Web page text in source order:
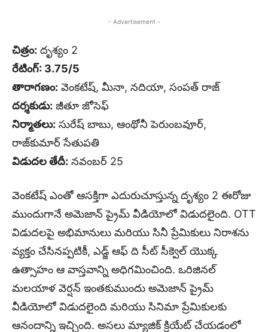
- Advertisement -
చిత్రం: దృశ్యం 2
రేటింగ్: 3.75/5
తారాగణం: వెంకటేష్, మీనా, నదియా, సంపత్ రాజ్
దర్శకుడు: జీతూ జోసెఫ్
నిర్మాతలు: సురేష్ బాబు, ఆంథోనీ పెరుంబవూర్,
రాజ్‌కుమార్ సేతుపతి
విడుదల తేదీ: నవంబర్ 25
వెంకటేష్ ఎంతో ఆసక్తిగా ఎదురుచూస్తున్న దృశ్యం 2 ఈరోజు
ముందుగానే అమెజాన్ ప్రైమ్ వీడియోలో విడుదలైంది. OTT
విడుదలపై అభిమానులు మరియు సినీ ప్రేమికులు నిరాశను
వ్యక్తం చేసినప్పటికీ, ఎడ్జ్ ఆఫ్ ది సీట్ సీక్వెల్ యొక్క
ఉత్సాహం ఆ వాస్తవాన్ని అధిగమించింది. ఒరిజినల్
మలయాళ వెర్షన్ ఇంతకుముందు అమెజాన్ ప్రైమ్
వీడియోలో విడుదలైంది మరియు సినిమా ప్రేమికులకు
ఆనందాన్ని ఇచ్చింది. అసలు మ్యాజిక్ క్రియేట్ చేయడంలో